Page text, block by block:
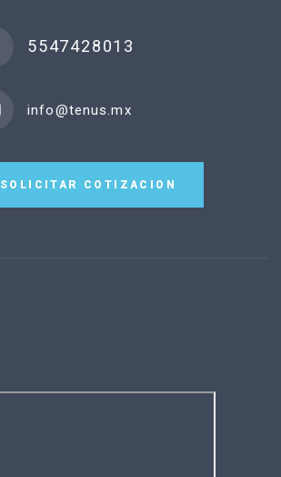
5547428013
info@tenus.mx
SOLICITAR COTIZACION